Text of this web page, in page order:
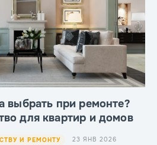
выбрать при ремонте?
для квартир и домов
И РЕМОНТУ 23 ЯНВ 2026